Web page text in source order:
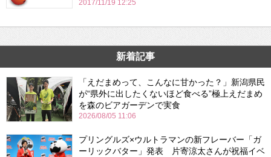
2017/11/19 12:25
新着記事
「えだまめって、こんなに甘かった？」新潟県民
が“県外に出したくないほど食べる”極上えだまめ
を森のビアガーデンで実食
2026/08/05 11:06
プリングルズ×ウルトラマンの新フレーバー「ガ
ーリックバター」発表 片寄涼太さんが祝福イベ